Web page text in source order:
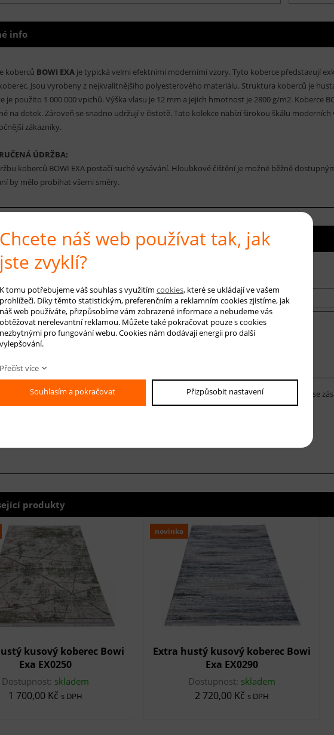
info
koberců BOWI EXA je typická velmi efektními moderními vzory. Tyto koberce představují
Jsou vyrobeny z nejkvalitnějšího polyesterového materiálu. Struktura koberců je
je použito 1 000 000 vpichů. Výška vlasu je 12 mm a jejich hmotnost je 2800 g/m2. Koberce
na dotek. Zároveň se snadno udržují v čistotě. Tato kolekce nabízí širokou škálu
zákazníky.
ÚDRŽBA:
koberců BOWI EXA postačí suché vysávání. Hloubkové čištění je možné běžně
by mělo probíhat všemi směry.
produkt Hlídání ceny
E-mail *
Váš dotaz
Souhlasím se
produkty
kusový koberec Bowi
Exa EX0250
Dostupnost: skladem
1 700,00 Kč s DPH
novinka
Extra hustý kusový koberec Bowi
Exa EX0290
Dostupnost: skladem
2 720,00 Kč s DPH
Chcete náš web používat tak, jak
jste zvyklí?
K tomu potřebujeme váš souhlas s využitím cookies, které se ukládají ve vašem
prohlížeči. Díky těmto statistickým, preferenčním a reklamním cookies zjistíme, jak
náš web používáte, přizpůsobíme vám zobrazené informace a nebudeme vás
obtěžovat nerelevantní reklamou. Můžete také pokračovat pouze s cookies
nezbytnými pro fungování webu. Cookies nám dodávají energii pro další
vylepšování.
Přečíst více
Souhlasím a pokračovat Přizpůsobit nastavení